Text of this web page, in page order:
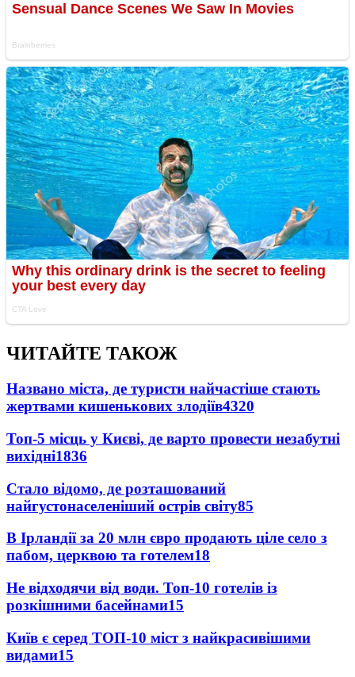
ЧИТАЙТЕ ТАКОЖ
Названо міста, де туристи найчастіше стають
жертвами кишенькових злодіїв4320
Топ-5 місць у Києві, де варто провести незабутні
вихідні1836
Стало відомо, де розташований
найгустонаселеніший острів світу85
В Ірландії за 20 млн євро продають ціле село з
пабом, церквою та готелем18
Не відходячи від води. Топ-10 готелів із
розкішними басейнами15
Київ є серед ТОП-10 міст з найкрасивішими
видами15